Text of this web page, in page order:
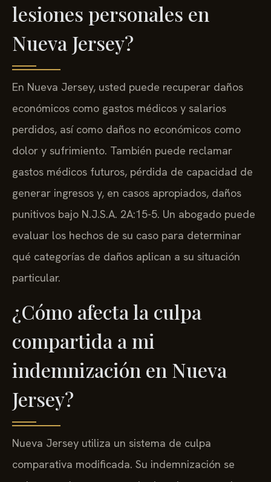
lesiones personales en
Nueva Jersey?
En Nueva Jersey, usted puede recuperar daños
económicos como gastos médicos y salarios
perdidos, así como daños no económicos como
dolor y sufrimiento. También puede reclamar
gastos médicos futuros, pérdida de capacidad de
generar ingresos y, en casos apropiados, daños
punitivos bajo N.J.S.A. 2A:15-5. Un abogado puede
evaluar los hechos de su caso para determinar
qué categorías de daños aplican a su situación
particular.
¿Cómo afecta la culpa
compartida a mi
indemnización en Nueva
Jersey?
Nueva Jersey utiliza un sistema de culpa
comparativa modificada. Su indemnización se